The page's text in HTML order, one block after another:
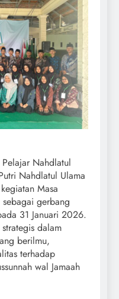
Nahdlatul
Nahdlatul Ulama
Masa
gerbang
31 Januari 2026.
dalam
berilmu,
terhadap
wal Jamaah